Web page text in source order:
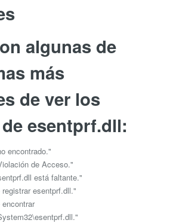
algunas de
más
de ver los
esentprf.dll:
encontrado."
de Acceso."
está faltante."
esentprf.dll."